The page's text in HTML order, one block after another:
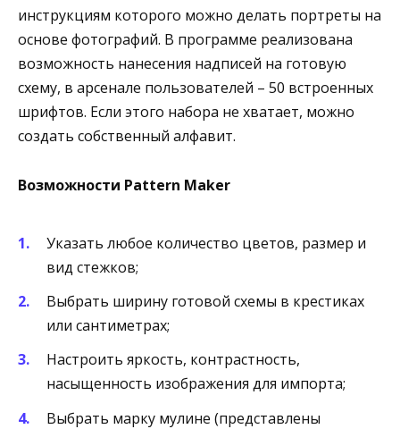
инструкциям которого можно делать портреты на
основе фотографий. В программе реализована
возможность нанесения надписей на готовую
схему, в арсенале пользователей – 50 встроенных
шрифтов. Если этого набора не хватает, можно
создать собственный алфавит.
Возможности Pattern Maker
Указать любое количество цветов, размер и
вид стежков;
Выбрать ширину готовой схемы в крестиках
или сантиметрах;
Настроить яркость, контрастность,
насыщенность изображения для импорта;
Выбрать марку мулине (представлены